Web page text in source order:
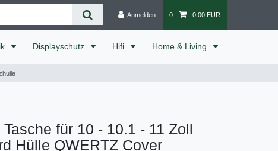
Anmelden 0 0,00 EUR
Displayschutz Hifi Home & Living
Tasche für 10 - 10.1 - 11 Zoll
Hülle QWERTZ Cover